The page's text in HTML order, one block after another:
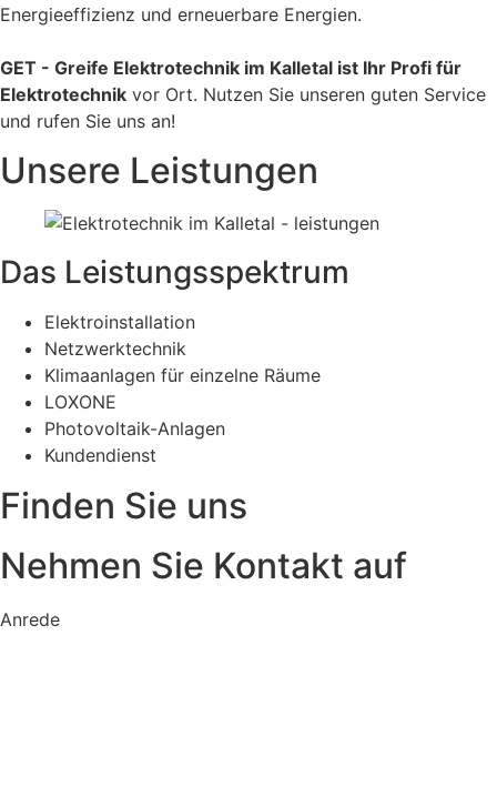
Energieeffizienz und erneuerbare Energien.
GET - Greife Elektrotechnik im Kalletal ist Ihr Profi für
Elektrotechnik vor Ort. Nutzen Sie unseren guten Service
und rufen Sie uns an!
Unsere Leistungen
Das Leistungsspektrum
Elektroinstallation
Netzwerktechnik
Klimaanlagen für einzelne Räume
LOXONE
Photovoltaik-Anlagen
Kundendienst
Finden Sie uns
Nehmen Sie Kontakt auf
Anrede